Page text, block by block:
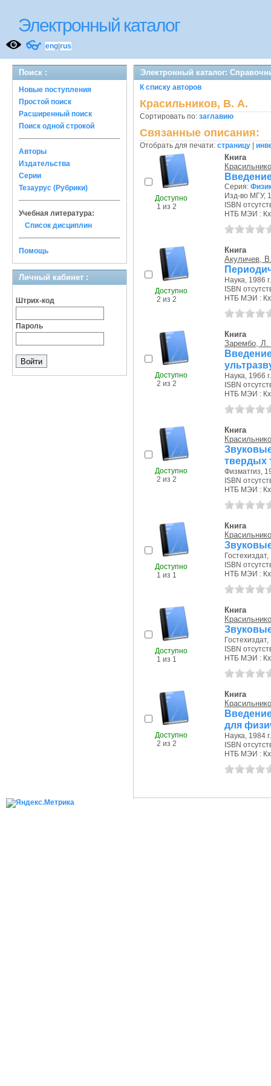
Электронный каталог
👓 eng rus
Поиск :
Новые поступления
Простой поиск
Расширенный поиск
Поиск одной строкой
Авторы
Издательства
Серии
Тезаурус (Рубрики)
Учебная литература:
Список дисциплин
Помощь
Личный кабинет :
Штрих-код
Пароль
Электронный каталог:
К списку авторов
Красильников, В. А.
Сортировать по: заглавию
Связанные описания:
Отобрать для печати: страницу
Доступно
1 из 2
Книга
Серия:
Изд-во МГУ,
ISBN
НТБ МЭИ : Кх
Доступно
2 из 2
Книга
Акуличев,
Наука, 1986 г.
ISBN
НТБ МЭИ : Кх
Доступно
2 из 2
Книга
Зарембо, Л.
Наука, 1966 г.
ISBN
НТБ МЭИ : Кх
Доступно
2 из 2
Книга
твердых
Физматгиз,
ISBN
НТБ МЭИ : Кх
Доступно
1 из 1
Книга
Гостехиздат,
ISBN
НТБ МЭИ : Кх
Доступно
1 из 1
Книга
Гостехиздат,
ISBN
НТБ МЭИ : Кх
Доступно
2 из 2
Книга
для
Наука, 1984 г.
ISBN
НТБ МЭИ : Кх